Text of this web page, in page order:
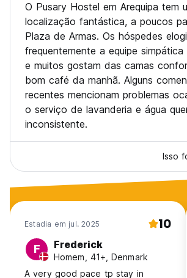
O Pusary Hostel em Arequipa tem
localização fantástica, a poucos
Plaza de Armas. Os hóspedes
frequentemente a equipe
e muitos gostam das camas
bom café da manhã. Alguns
recentes mencionam problemas
o serviço de lavanderia e água
inconsistente.
Isso
Estadia em jul. 2025 10
F Frederick
Homem, 41+, Denmark
A very good pace tp stay in